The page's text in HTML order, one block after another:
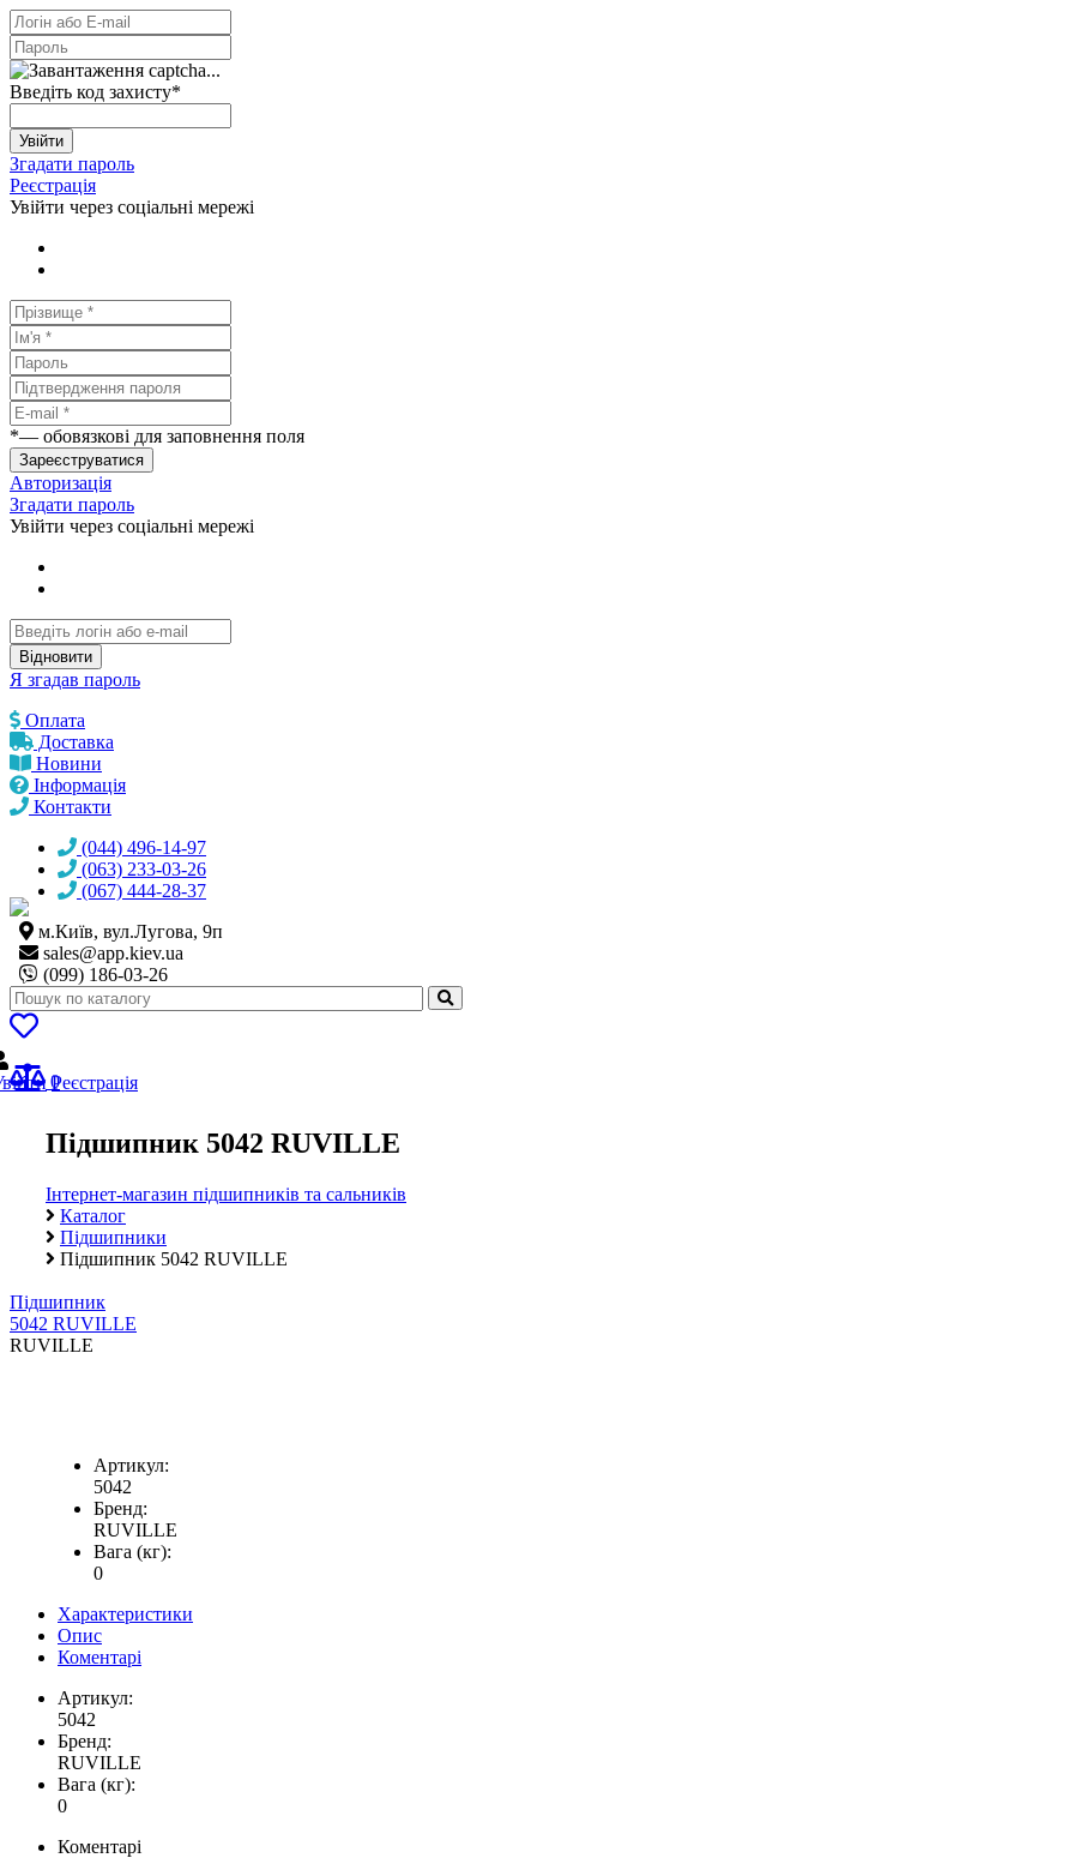
Введіть код захисту*
Увійти
Згадати пароль
Реєстрація
Увійти через соціальні мережі
*— обовязкові для заповнення поля
Зареєструватися
Авторизація
Згадати пароль
Увійти через соціальні мережі
Відновити
Я згадав пароль
Оплата
Доставка
Новини
Інформація
Контакти
(044) 496-14-97
(063) 233-03-26
(067) 444-28-37
м.Київ, вул.Лугова, 9п
sales@app.kiev.ua
(099) 186-03-26
0
Реєстрація
Підшипник 5042 RUVILLE
Інтернет-магазин підшипників та сальників
Каталог
Підшипники
Підшипник 5042 RUVILLE
Підшипник
5042 RUVILLE
RUVILLE
Артикул:
5042
Бренд:
RUVILLE
Вага (кг):
0
Характеристики
Опис
Коментарі
Артикул:
5042
Бренд:
RUVILLE
Вага (кг):
0
Коментарі